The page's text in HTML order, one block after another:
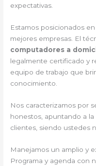
expectativas.
Estamos posicionados
mejores empresas. El
computadores a
legalmente certificado y
equipo de trabajo que
conocimiento.
Nos caracterizamos por
honestos, apuntando a
clientes, siendo ustedes
Manejamos un amplio y
Programa y agenda con